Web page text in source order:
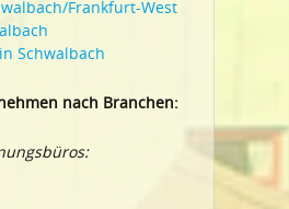
Frankfurt-West
Schwalbach
nach Branchen: